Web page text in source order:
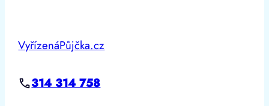
VyřízenáPůjčka.cz
314 314 758